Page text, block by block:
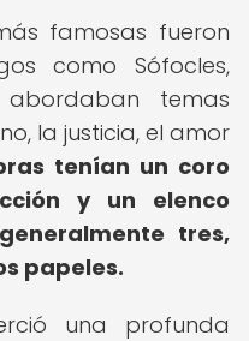
famosas fueron
como Sófocles,
temas
la justicia, el amor
tenían un coro
y un elenco
tres,
papeles.
una profunda